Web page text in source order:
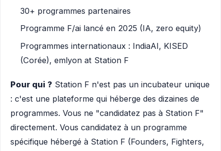
30+ programmes partenaires
Programme F/ai lancé en 2025 (IA, zero equity)
Programmes internationaux : IndiaAI, KISED
(Corée), emlyon at Station F
Pour qui ? Station F n'est pas un incubateur unique
: c'est une plateforme qui héberge des dizaines de
programmes. Vous ne "candidatez pas à Station F"
directement. Vous candidatez à un programme
spécifique hébergé à Station F (Founders, Fighters,